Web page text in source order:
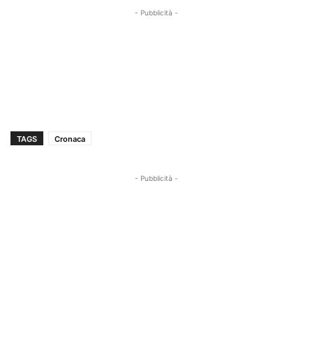
- Pubblicità -
TAGS Cronaca
- Pubblicità -